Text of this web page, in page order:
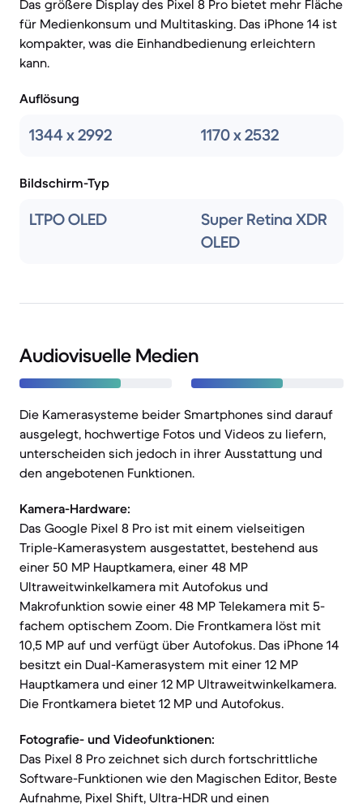
Das größere Display des Pixel 8 Pro bietet mehr Fläche
für Medienkonsum und Multitasking. Das iPhone 14 ist
kompakter, was die Einhandbedienung erleichtern
kann.
Auflösung
1344 x 2992 1170 x 2532
Bildschirm-Typ
LTPO OLED
Super Retina XDR
OLED
Audiovisuelle Medien
Die Kamerasysteme beider Smartphones sind darauf
ausgelegt, hochwertige Fotos und Videos zu liefern,
unterscheiden sich jedoch in ihrer Ausstattung und
den angebotenen Funktionen.
Kamera-Hardware:
Das Google Pixel 8 Pro ist mit einem vielseitigen
Triple-Kamerasystem ausgestattet, bestehend aus
einer 50 MP Hauptkamera, einer 48 MP
Ultraweitwinkelkamera mit Autofokus und
Makrofunktion sowie einer 48 MP Telekamera mit 5-
fachem optischem Zoom. Die Frontkamera löst mit
10,5 MP auf und verfügt über Autofokus. Das iPhone 14
besitzt ein Dual-Kamerasystem mit einer 12 MP
Hauptkamera und einer 12 MP Ultraweitwinkelkamera.
Die Frontkamera bietet 12 MP und Autofokus.
Fotografie- und Videofunktionen:
Das Pixel 8 Pro zeichnet sich durch fortschrittliche
Software-Funktionen wie den Magischen Editor, Beste
Aufnahme, Pixel Shift, Ultra-HDR und einen